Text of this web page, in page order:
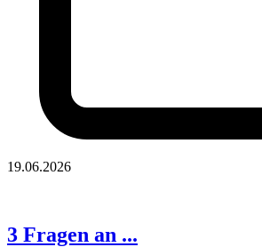
19.06.2026
3 Fragen an ...